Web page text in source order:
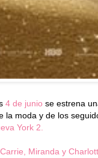
4 de junio se estrena
la moda y de los
York 2.
Miranda y